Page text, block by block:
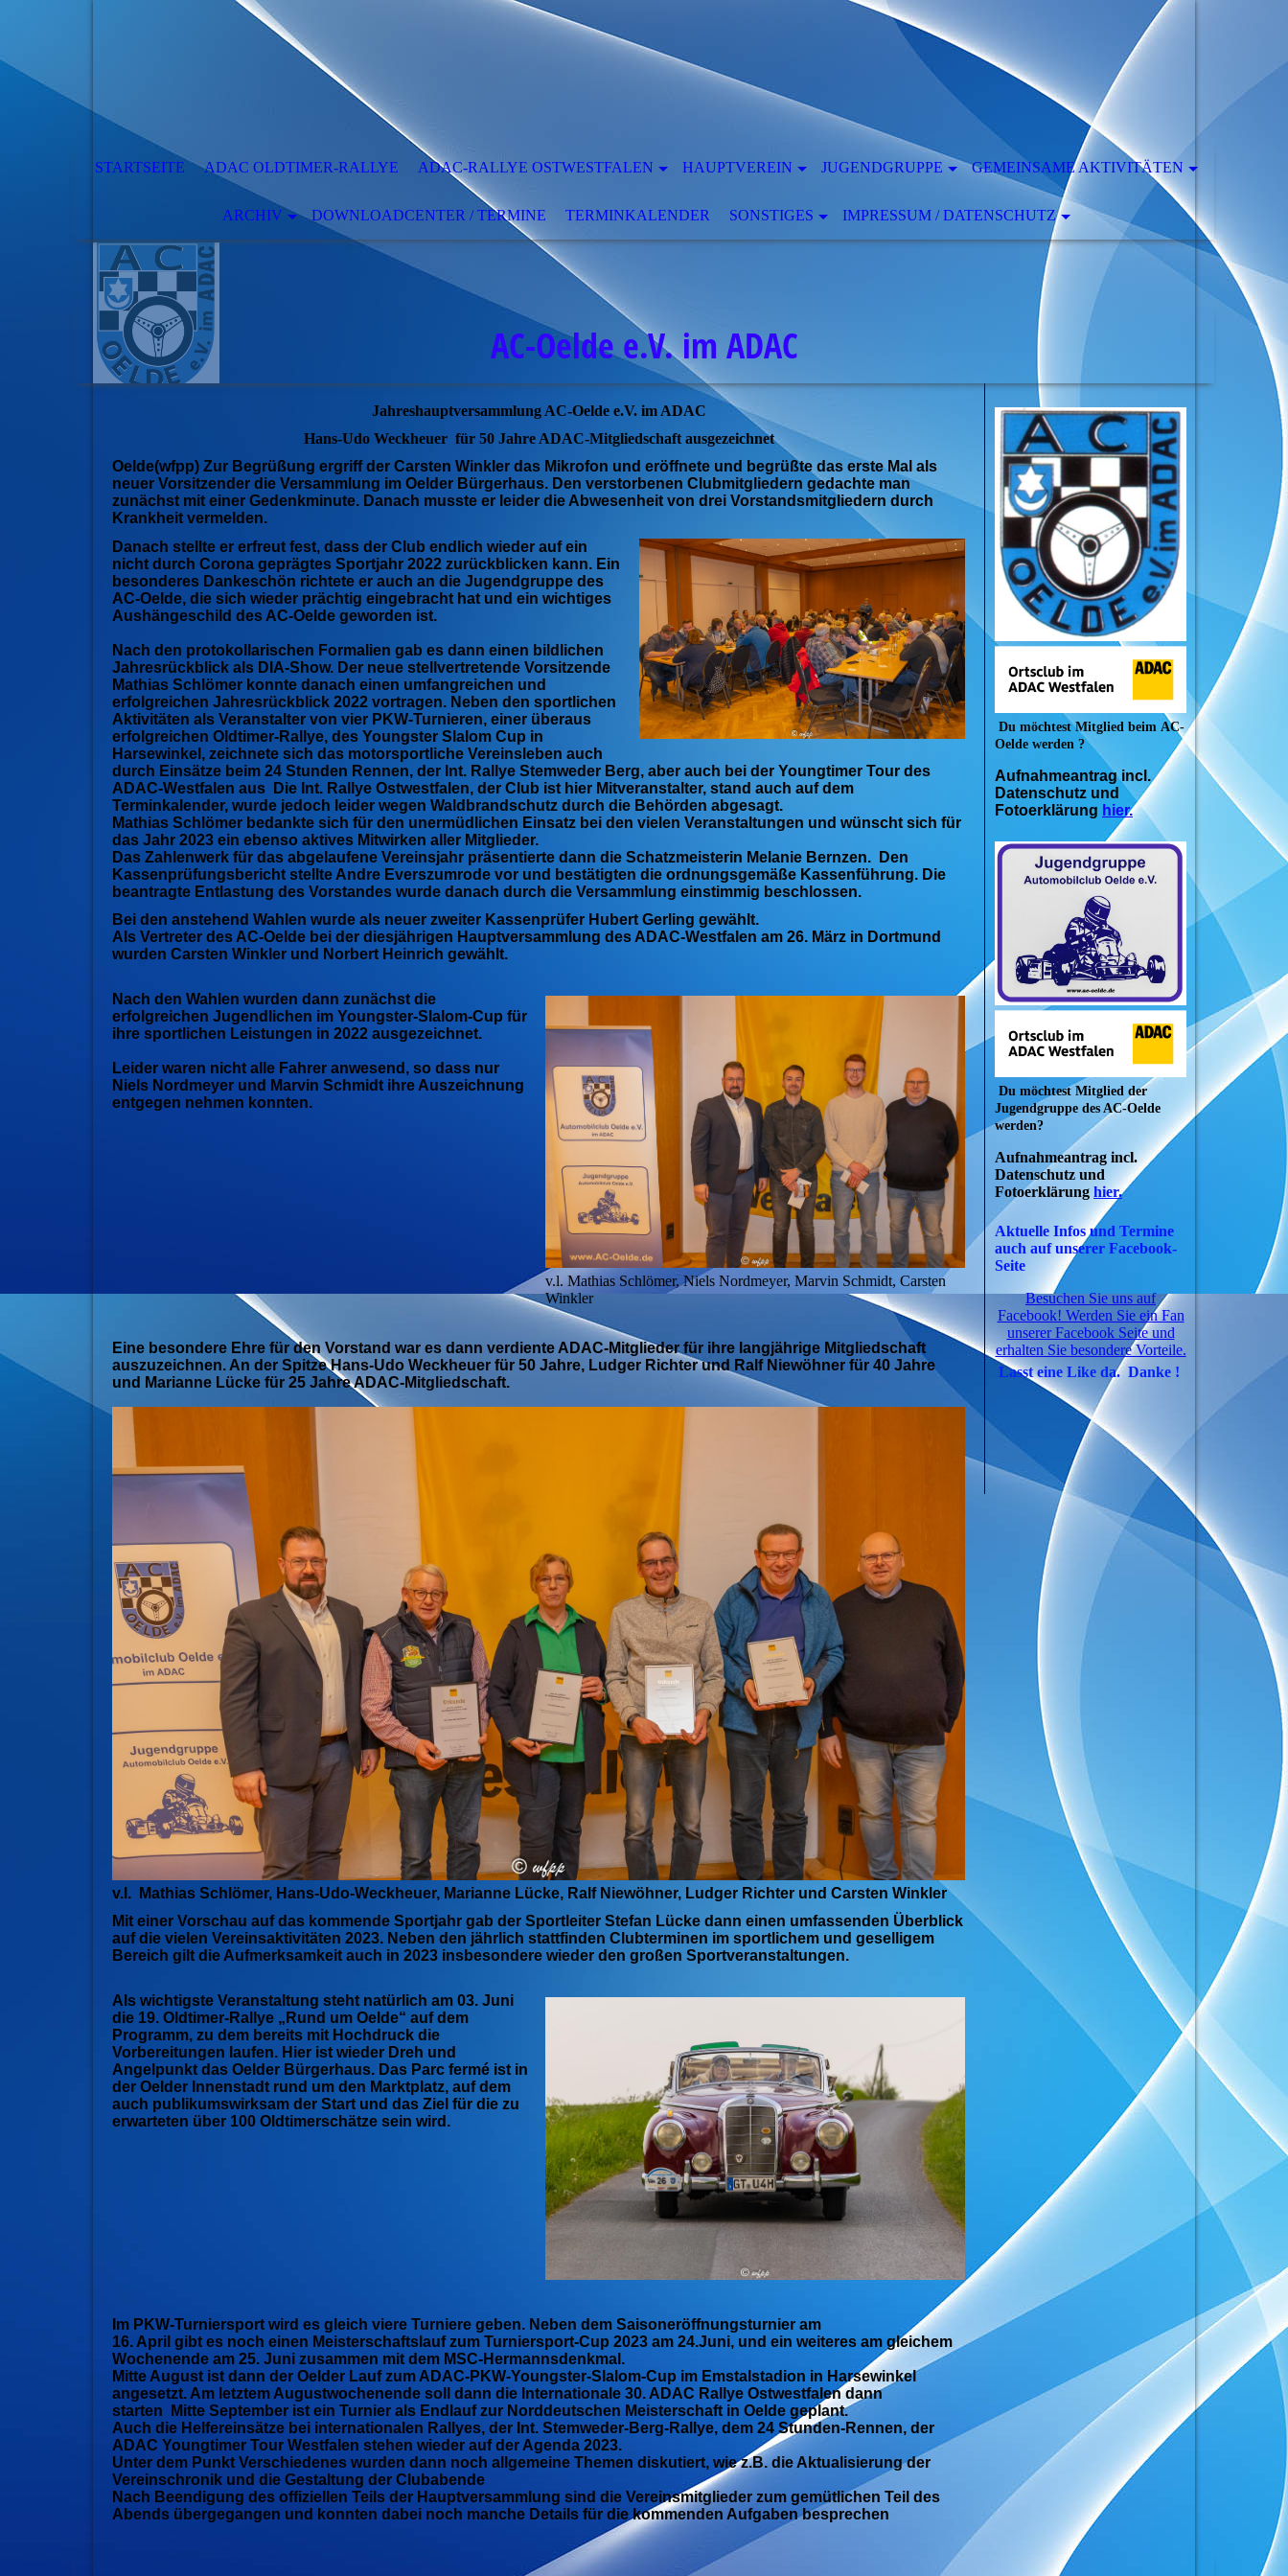
STARTSEITE ADAC OLDTIMER-RALLYE ADAC-RALLYE OSTWESTFALEN HAUPTVEREIN JUGENDGRUPPE GEMEINSAME AKTIVITÄTEN
ARCHIV DOWNLOADCENTER / TERMINE TERMINKALENDER SONSTIGES IMPRESSUM / DATENSCHUTZ
AC-Oelde e.V. im ADAC
Jahreshauptversammlung AC-Oelde e.V. im ADAC
Hans-Udo Weckheuer für 50 Jahre ADAC-Mitgliedschaft ausgezeichnet
Oelde(wfpp) Zur Begrüßung ergriff der Carsten Winkler das Mikrofon und eröffnete und begrüßte das erste Mal als
neuer Vorsitzender die Versammlung im Oelder Bürgerhaus. Den verstorbenen Clubmitgliedern gedachte man
zunächst mit einer Gedenkminute. Danach musste er leider die Abwesenheit von drei Vorstandsmitgliedern durch
Krankheit vermelden.
Danach stellte er erfreut fest, dass der Club endlich wieder auf ein
nicht durch Corona geprägtes Sportjahr 2022 zurückblicken kann. Ein
besonderes Dankeschön richtete er auch an die Jugendgruppe des
AC-Oelde, die sich wieder prächtig eingebracht hat und ein wichtiges
Aushängeschild des AC-Oelde geworden ist.
Nach den protokollarischen Formalien gab es dann einen bildlichen
Jahresrückblick als DIA-Show. Der neue stellvertretende Vorsitzende
Mathias Schlömer konnte danach einen umfangreichen und
erfolgreichen Jahresrückblick 2022 vortragen. Neben den sportlichen
Aktivitäten als Veranstalter von vier PKW-Turnieren, einer überaus
erfolgreichen Oldtimer-Rallye, des Youngster Slalom Cup in
Harsewinkel, zeichnete sich das motorsportliche Vereinsleben auch
durch Einsätze beim 24 Stunden Rennen, der Int. Rallye Stemweder Berg, aber auch bei der Youngtimer Tour des
ADAC-Westfalen aus Die Int. Rallye Ostwestfalen, der Club ist hier Mitveranstalter, stand auch auf dem
Terminkalender, wurde jedoch leider wegen Waldbrandschutz durch die Behörden abgesagt.
Mathias Schlömer bedankte sich für den unermüdlichen Einsatz bei den vielen Veranstaltungen und wünscht sich für
das Jahr 2023 ein ebenso aktives Mitwirken aller Mitglieder.
Das Zahlenwerk für das abgelaufene Vereinsjahr präsentierte dann die Schatzmeisterin Melanie Bernzen. Den
Kassenprüfungsbericht stellte Andre Everszumrode vor und bestätigten die ordnungsgemäße Kassenführung. Die
beantragte Entlastung des Vorstandes wurde danach durch die Versammlung einstimmig beschlossen.
Bei den anstehend Wahlen wurde als neuer zweiter Kassenprüfer Hubert Gerling gewählt.
Als Vertreter des AC-Oelde bei der diesjährigen Hauptversammlung des ADAC-Westfalen am 26. März in Dortmund
wurden Carsten Winkler und Norbert Heinrich gewählt.
Nach den Wahlen wurden dann zunächst die
erfolgreichen Jugendlichen im Youngster-Slalom-Cup für
ihre sportlichen Leistungen in 2022 ausgezeichnet.
Leider waren nicht alle Fahrer anwesend, so dass nur
Niels Nordmeyer und Marvin Schmidt ihre Auszeichnung
entgegen nehmen konnten.
v.l. Mathias Schlömer, Niels Nordmeyer, Marvin Schmidt, Carsten
Winkler
Eine besondere Ehre für den Vorstand war es dann verdiente ADAC-Mitglieder für ihre langjährige Mitgliedschaft
auszuzeichnen. An der Spitze Hans-Udo Weckheuer für 50 Jahre, Ludger Richter und Ralf Niewöhner für 40 Jahre
und Marianne Lücke für 25 Jahre ADAC-Mitgliedschaft.
v.l. Mathias Schlömer, Hans-Udo-Weckheuer, Marianne Lücke, Ralf Niewöhner, Ludger Richter und Carsten Winkler
Mit einer Vorschau auf das kommende Sportjahr gab der Sportleiter Stefan Lücke dann einen umfassenden Überblick
auf die vielen Vereinsaktivitäten 2023. Neben den jährlich stattfinden Clubterminen im sportlichem und geselligem
Bereich gilt die Aufmerksamkeit auch in 2023 insbesondere wieder den großen Sportveranstaltungen.
Als wichtigste Veranstaltung steht natürlich am 03. Juni
die 19. Oldtimer-Rallye „Rund um Oelde“ auf dem
Programm, zu dem bereits mit Hochdruck die
Vorbereitungen laufen. Hier ist wieder Dreh und
Angelpunkt das Oelder Bürgerhaus. Das Parc fermé ist in
der Oelder Innenstadt rund um den Marktplatz, auf dem
auch publikumswirksam der Start und das Ziel für die zu
erwarteten über 100 Oldtimerschätze sein wird.
Im PKW-Turniersport wird es gleich viere Turniere geben. Neben dem Saisoneröffnungsturnier am
16. April gibt es noch einen Meisterschaftslauf zum Turniersport-Cup 2023 am 24.Juni, und ein weiteres am gleichem
Wochenende am 25. Juni zusammen mit dem MSC-Hermannsdenkmal.
Mitte August ist dann der Oelder Lauf zum ADAC-PKW-Youngster-Slalom-Cup im Emstalstadion in Harsewinkel
angesetzt. Am letztem Augustwochenende soll dann die Internationale 30. ADAC Rallye Ostwestfalen dann
starten Mitte September ist ein Turnier als Endlauf zur Norddeutschen Meisterschaft in Oelde geplant.
Auch die Helfereinsätze bei internationalen Rallyes, der Int. Stemweder-Berg-Rallye, dem 24 Stunden-Rennen, der
ADAC Youngtimer Tour Westfalen stehen wieder auf der Agenda 2023.
Unter dem Punkt Verschiedenes wurden dann noch allgemeine Themen diskutiert, wie z.B. die Aktualisierung der
Vereinschronik und die Gestaltung der Clubabende
Nach Beendigung des offiziellen Teils der Hauptversammlung sind die Vereinsmitglieder zum gemütlichen Teil des
Abends übergegangen und konnten dabei noch manche Details für die kommenden Aufgaben besprechen
Du möchtest Mitglied beim AC-
Oelde werden ?
Aufnahmeantrag incl.
Datenschutz und
Fotoerklärung hier.
Du möchtest Mitglied der
Jugendgruppe des AC-Oelde
werden?
Aufnahmeantrag incl.
Datenschutz und
Fotoerklärung hier.
Aktuelle Infos und Termine
auch auf unserer Facebook-
Seite
Besuchen Sie uns auf
Facebook! Werden Sie ein Fan
unserer Facebook Seite und
erhalten Sie besondere Vorteile.
Lasst eine Like da. Danke !